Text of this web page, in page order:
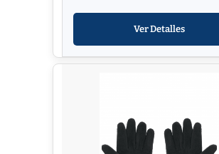
Ver Detalles